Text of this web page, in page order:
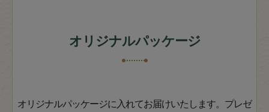
オリジナルパッケージ
オリジナルパッケージに入れてお届けいたします。プレゼ